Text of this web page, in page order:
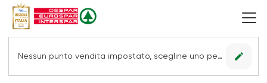
Nessun punto vendita impostato, scegline uno per vedere le offerte. edit